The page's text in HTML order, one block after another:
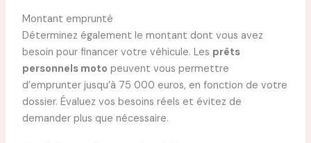
Montant emprunté
Déterminez également le montant dont vous avez
besoin pour financer votre véhicule. Les prêts
personnels moto peuvent vous permettre
d’emprunter jusqu’à 75 000 euros, en fonction de votre
dossier. Évaluez vos besoins réels et évitez de
demander plus que nécessaire.